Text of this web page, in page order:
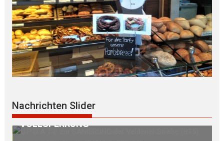
Nachrichten SliderS E G N U N G des WEGKREUZES am
Birkenberg